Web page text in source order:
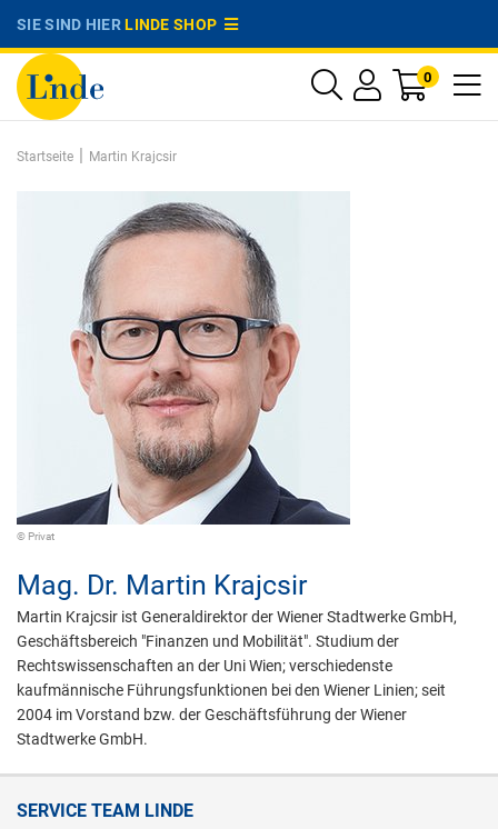
SIE SIND HIERLINDE SHOP
0
Startseite | Martin Krajcsir
© Privat
Mag. Dr. Martin Krajcsir
Martin Krajcsir ist Generaldirektor der Wiener Stadtwerke GmbH,
Geschäftsbereich "Finanzen und Mobilität". Studium der
Rechtswissenschaften an der Uni Wien; verschiedenste
kaufmännische Führungsfunktionen bei den Wiener Linien; seit
2004 im Vorstand bzw. der Geschäftsführung der Wiener
Stadtwerke GmbH.
SERVICE TEAM LINDE